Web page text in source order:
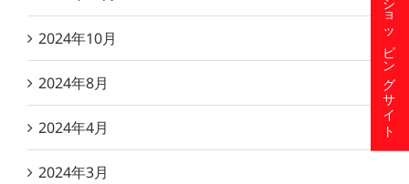
2024年10月
2024年8月
2024年4月
2024年3月
ショッピングサイト